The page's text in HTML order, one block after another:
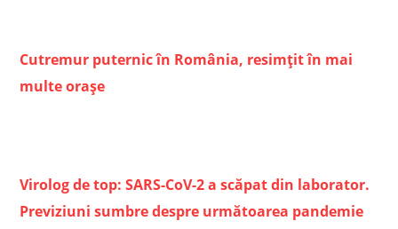
Cutremur puternic în România, resimțit în mai
multe orașe
Virolog de top: SARS-CoV-2 a scăpat din laborator.
Previziuni sumbre despre următoarea pandemie